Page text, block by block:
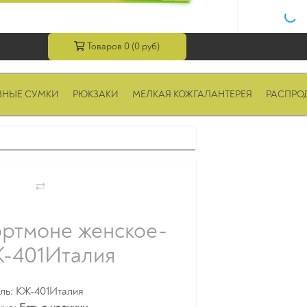
Товаров 0 (0 руб)
СУМКИ РЮКЗАКИ МЕЛКАЯ КОЖГАЛАНТЕРЕЯ
женское-
КЖ-401Италия